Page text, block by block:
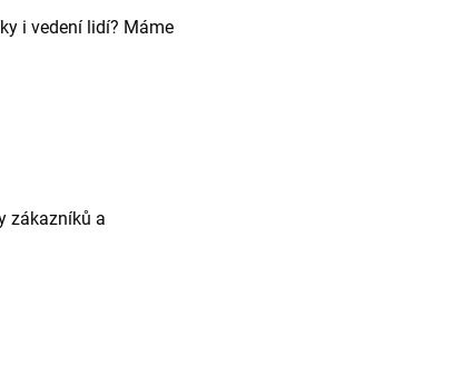
i vedení lidí? Máme
zákazníků a